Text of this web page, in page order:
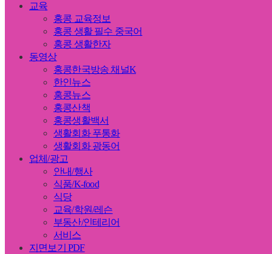
교육
홍콩 교육정보
홍콩 생활 필수 중국어
홍콩 생활한자
동영상
홍콩한국방송 채널K
한인뉴스
홍콩뉴스
홍콩산책
홍콩생활백서
생활회화 푸통화
생활회화 광동어
업체/광고
안내/행사
식품/K-food
식당
교육/학원/레슨
부동산/인테리어
서비스
지면보기 PDF